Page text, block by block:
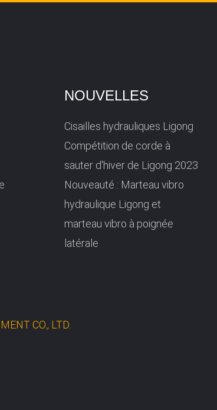
NOUVELLES
Cisailles hydrauliques Ligong
Compétition de corde à
sauter d'hiver de Ligong 2023
Nouveauté : Marteau vibro
hydraulique Ligong et
marteau vibro à poignée
latérale
CO., LTD.